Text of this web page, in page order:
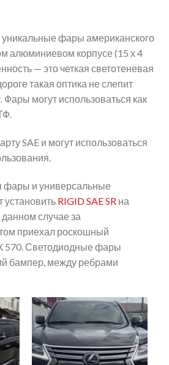
уникальные фары американского
алюминиевом корпусе (15 х 4
— это четкая светотеневая
такая оптика не слепит
Фары могут использоваться как
SAE и могут использоваться
фары и универсальные
установить RIGID SAE SR на
случае за
приехал роскошный
570. Светодиодные фары
бампер, между ребрами